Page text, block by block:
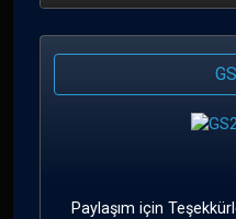
Paylaşım için